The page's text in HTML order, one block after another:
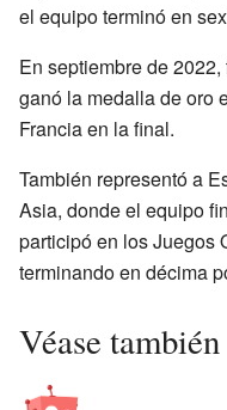
el equipo terminó en
En septiembre de
ganó la medalla de oro
Francia en la final.
También representó a
Asia, donde el equipo
participó en los Juegos
terminando en décima
Véase también